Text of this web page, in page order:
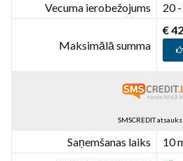
Vecuma ierobežojums
20
Maksimālā summa
€
SMSCREDIT
Saņemšanas laiks
10